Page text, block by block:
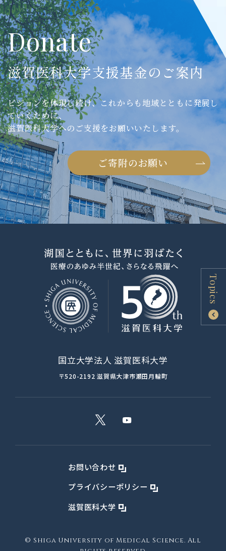
Donate
滋賀医科大学支援基金のご案内
ビジョンを体現し続け、これからも地域とともに発展し
ていくために、
滋賀医科大学へのご支援をお願いいたします。
ご寄附のお願い
国立大学法人 滋賀医科大学
〒520-2192 滋賀県大津市瀬田月輪町
お問い合わせ
プライバシーポリシー
滋賀医科大学
© Shiga University of Medical Science. All
Topics